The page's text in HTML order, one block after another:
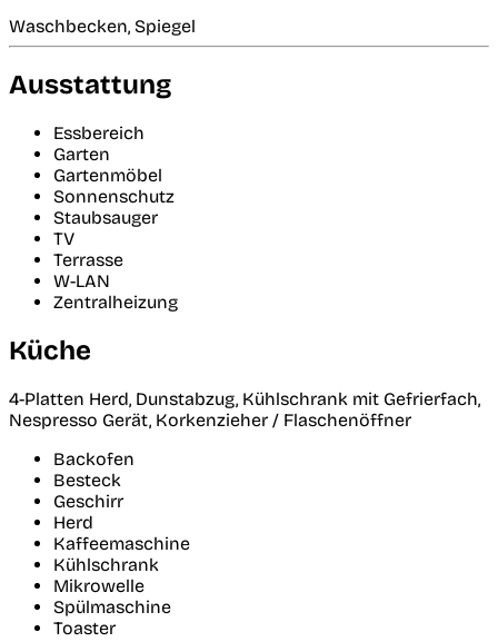
Waschbecken, Spiegel
Ausstattung
Essbereich
Garten
Gartenmöbel
Sonnenschutz
Staubsauger
TV
Terrasse
W-LAN
Zentralheizung
Küche
4-Platten Herd, Dunstabzug, Kühlschrank mit Gefrierfach,
Nespresso Gerät, Korkenzieher / Flaschenöffner
Backofen
Besteck
Geschirr
Herd
Kaffeemaschine
Kühlschrank
Mikrowelle
Spülmaschine
Toaster